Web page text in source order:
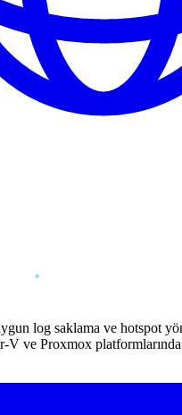
log saklama ve hotspot
ve Proxmox platformlarında